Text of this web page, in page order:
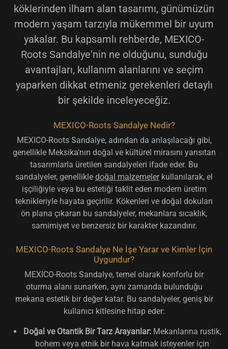
köklerinden ilham alan tasarımı, günümüzün
modern yaşam tarzıyla mükemmel bir uyum
yakalar. Bu kapsamlı rehberde, MEXICO-
Roots Sandalye'nin ne olduğunu, sunduğu
avantajları, kullanım alanlarını ve seçim
yaparken dikkat etmeniz gerekenleri detaylı
bir şekilde inceleyeceğiz.
MEXICO-Roots Sandalye Nedir?
MEXICO-Roots Sandalye, adından da anlaşılacağı gibi,
genellikle Meksika'nın doğal ve kültürel mirasını yansıtan
tasarımlarla üretilen sandalyeleri ifade eder. Bu
sandalyeler, genellikle doğal malzemelerkullanılarak, el
işçiliğiyle veya bu estetiği taklit eden modern üretim
teknikleriyle hayata geçirilir. Kökenleri ve doğal dokuları
ön plana çıkaran bu sandalyeler, mekanlara sıcaklık,
samimiyet ve benzersiz bir karakter kazandırır.
MEXICO-Roots Sandalye Ne İşe Yarar ve Kimler İçin
Uygundur?
MEXICO-Roots Sandalye, temel olarak konforlu bir
oturma alanı sunarken, aynı zamanda bulunduğu
mekana estetik bir değer katar. Bu sandalyeler, geniş bir
kullanıcı kitlesine hitap eder:
Doğal ve Otantik Bir Tarz Arayanlar:Mekanlarına rustik,
bohem veya etnik bir hava katmak isteyenler için